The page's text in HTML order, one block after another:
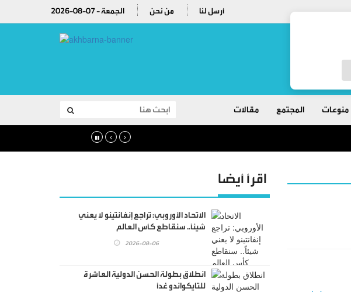
2026-08-07 - الجمعة من نحن أرسل لنا
منوعات المجتمع مقالات
اقرأ أيضا
الاتحاد الأوروبي: تراجع إنفانتينو لا يعني
شيئاً.. سنقاطع كأس العالم
2026-08-06
انطلاق بطولة الحسن الدولية العاشرة
للتايكواندو غداً